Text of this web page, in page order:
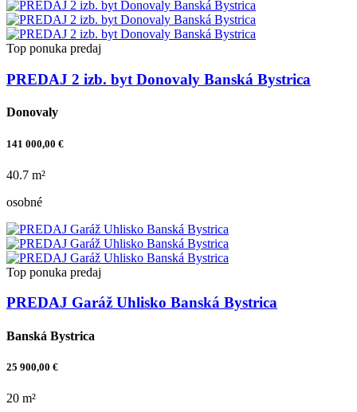
Top ponuka predaj
PREDAJ 2 izb. byt Donovaly Banská Bystrica
Donovaly
141 000,00 €
40.7 m²
osobné
Top ponuka predaj
PREDAJ Garáž Uhlisko Banská Bystrica
Banská Bystrica
25 900,00 €
20 m²